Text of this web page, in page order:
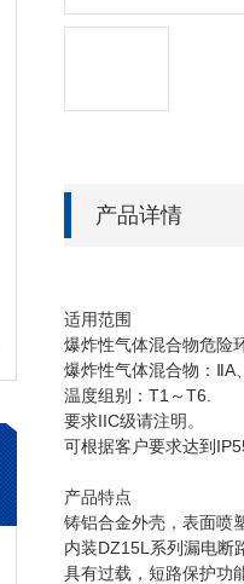
产品详情
适用范围
爆炸性气体混合物危险
爆炸性气体混合物：ⅡA
温度组别：T1～T6.
要求IIC级请注明。
可根据客户要求达到
产品特点
铸铝合金外壳，表面喷
内装DZ15L系列漏电断
具有过载，短路保护功